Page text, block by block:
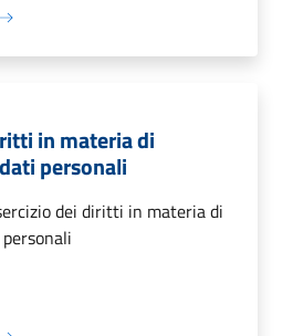
in materia di
personali
dei diritti in materia di